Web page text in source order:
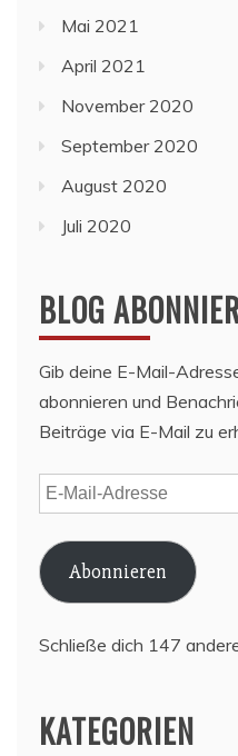
Mai 2021
April 2021
November 2020
September 2020
August 2020
Juli 2020
BLOG
Gib deine E-Mail-
abonnieren und
Beiträge via E-Mail zu
E-
Mail-
Adresse
Abonnieren
Schließe dich 147
KATEGORIEN